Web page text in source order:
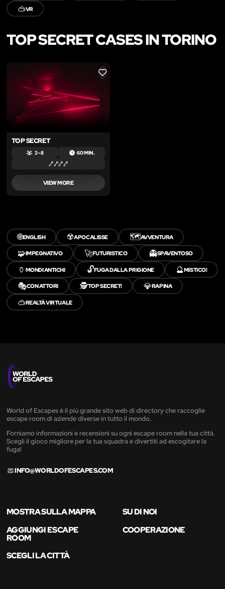
🥽VR
TOP SECRET CASES IN TORINO
LIKE
TOP SECRET
2 – 8 60 MIN.
VIEW MORE
🌐ENGLISH ☢️APOCALISSE 🗺️AVVENTURA
🧩IMPEGNATIVO 🚀FUTURISTICO 👻SPAVENTOSO
🏺 MONDI ANTICHI 🔓FUGA DALLA PRIGIONE 🔮MISTICO!
🎭CON ATTORI 🕵️TOP SECRET! 💎RAPINA
🥽REALTÀ VIRTUALE
World of Escapes è il più grande sito web di directory che raccoglie
escape room di aziende diverse in tutto il mondo.
Forniamo informazioni e recensioni su ogni escape room nella tua città.
Scegli il gioco migliore per la tua squadra e divertiti ad escogitare la
fuga!
INFO@WORLDOFESCAPES.COM
MOSTRA SULLA MAPPA
SU DI NOI
AGGIUNGI ESCAPE
ROOM
COOPERAZIONE
SCEGLI LA CITTÀ